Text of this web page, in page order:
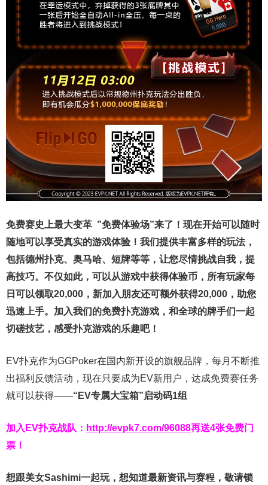
免费赛史上最大变革 ”免费体验场”来了！ 现在开始可以随时
随地可以享受真实的游戏体验！我们提供丰富多样的玩法，
包括德州扑克、奥马哈、短牌等等，让您尽情挑战自我，提
高技巧。不仅如此， 可以从游戏中获得体验币，所有玩家每
日可以领取20,000，新加入朋友还可额外获得20,000，助您
迅速上手。 加入我们的免费扑克游戏，和全球的牌手们一起
切磋技艺，感受扑克游戏的乐趣吧！
EV扑克作为GGPoker在国内新开设的旗舰品牌，每月不断推
出福利反馈活动，现在只要成为EV新用户，达成免费赛任务
就可以获得——“EV专属大宝箱”启动码1组
加入EV扑克战队： http://evpk7.com/96088再送4张免费门
票！
想跟美女Sashimi一起玩， 想知道最新资讯与赛程， 敬请锁